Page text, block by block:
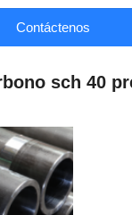
Contáctenos
sch 40